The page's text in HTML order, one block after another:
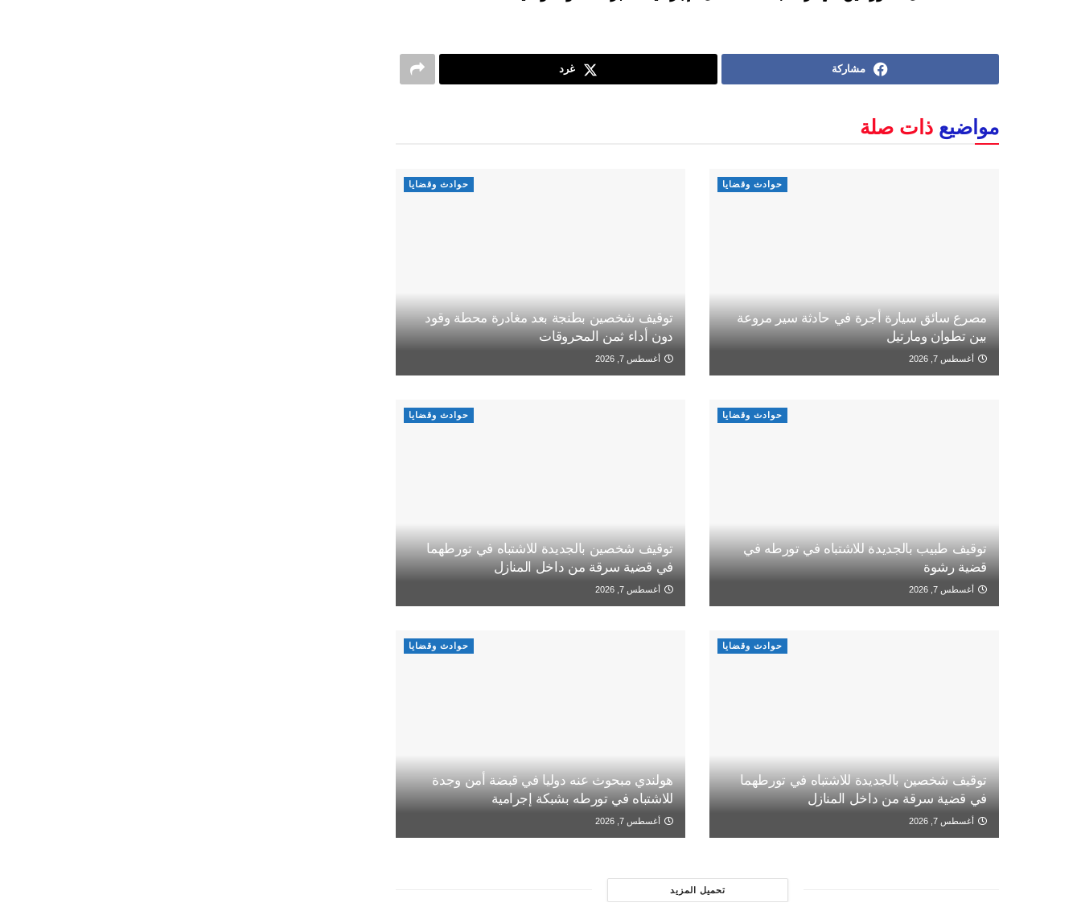
مشاركة غرد
مواضيع ذات صلة
حوادث وقضايا
مصرع سائق سيارة أجرة في حادثة سير مروعة
بين تطوان ومارتيل
أغسطس 7, 2026
حوادث وقضايا
توقيف شخصين بطنجة بعد مغادرة محطة وقود
دون أداء ثمن المحروقات
أغسطس 7, 2026
حوادث وقضايا
توقيف طبيب بالجديدة للاشتباه في تورطه في
قضية رشوة
أغسطس 7, 2026
حوادث وقضايا
توقيف شخصين بالجديدة للاشتباه في تورطهما
في قضية سرقة من داخل المنازل
أغسطس 7, 2026
حوادث وقضايا
توقيف شخصين بالجديدة للاشتباه في تورطهما
في قضية سرقة من داخل المنازل
أغسطس 7, 2026
حوادث وقضايا
هولندي مبحوث عنه دوليا في قبضة أمن وجدة
للاشتباه في تورطه بشبكة إجرامية
أغسطس 7, 2026
تحميل المزيد